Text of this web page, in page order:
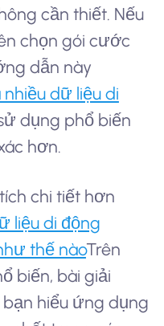
cần thiết. Nếu
chọn gói cước
dẫn này
dữ liệu di
dụng phổ biến
hơn.
chi tiết hơn
liệu di động
thế nàoTrên
biến, bài giải
hiểu ứng dụng